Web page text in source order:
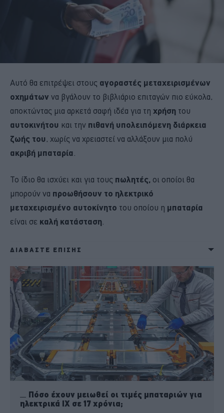
Αυτό θα επιτρέψει στους αγοραστές μεταχειρισμένων
οχημάτων να βγάλουν το βιβλιάριο επιταγών πιο εύκολα,
αποκτώντας μια αρκετά σαφή ιδέα για τη χρήση του
αυτοκινήτου και την πιθανή υπολειπόμενη διάρκεια
ζωής του, χωρίς να χρειαστεί να αλλάξουν μια πολύ
ακριβή μπαταρία
Το ίδιο θα ισχύει και για τους πωλητές, οι οποίοι θα
μπορούν να προωθήσουν το ηλεκτρικό
μεταχειρισμένο αυτοκίνητο του οποίου η μπαταρία
είναι σε καλή κατάσταση
ΔΙΑΒΑΣΤΕ ΕΠΙΣΗΣ
Πόσο έχουν μειωθεί οι τιμές μπαταριών για
ηλεκτρικά ΙΧ σε 17 χρόνια;